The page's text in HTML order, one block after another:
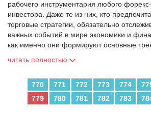
рабочего инструментария любого
инвестора. Даже те из них, кто
торговые стратегии, обязательно
важных событий в мире экономики и
как именно они формируют основные
читать полностью
770 771 772 773 774
779
780 781 782 783